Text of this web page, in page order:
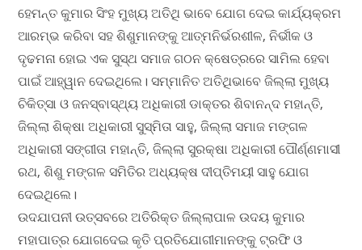
ହେମନ୍ତ କୁମାର ସିଂହ ମୁଖ୍ୟ ଅତିଥି ଭାବେ ଯୋଗ ଦେଇ କାର୍ଯ୍ୟକ୍ରମ
ଆରମ୍ଭ କରିବା ସହ ଶିଶୁମାନଙ୍କୁ ଆତ୍ମନିର୍ଭରଶୀଳ, ନିର୍ଭୀକ ଓ
ଦୃଢମନା ହୋଇ ଏକ ସୁସ୍ଥ ସମାଜ ଗଠନ କ୍ଷେତ୍ରରେ ସାମିଲ ହେବା
ପାଇଁ ଆହ୍ୱାନ ଦେଇଥିଲେ। ସମ୍ମାନିତ ଅତିଥିଭାବେ ଜିଲ୍ଲା ମୁଖ୍ୟ
ଚିକିତ୍ସା ଓ ଜନସ୍ବାସ୍ଥ୍ୟ ଅଧିକାରୀ ଡାକ୍ତର ଶିବାନନ୍ଦ ମହାନ୍ତି,
ଜିଲ୍ଲା ଶିକ୍ଷା ଅଧିକାରୀ ସୁସ୍ମିତା ସାହୁ, ଜିଲ୍ଲା ସମାଜ ମଙ୍ଗଳ
ଅଧିକାରୀ ସଙ୍ଗୀତା ମହାନ୍ତି, ଜିଲ୍ଲା ସୁରକ୍ଷା ଅଧିକାରୀ ପୌର୍ଣ୍ଣମାସୀ
ରଥ, ଶିଶୁ ମଙ୍ଗଳ ସମିତିର ଅଧ୍ୟକ୍ଷ ଦୀପ୍ତିମୟୀ ସାହୁ ଯୋଗ
ଦେଇଥିଲେ।
ଉଦଯାପନୀ ଉତ୍ସବରେ ଅତିରିକ୍ତ ଜିଲ୍ଲାପାଳ ଉଦୟ କୁମାର
ମହାପାତ୍ର ଯୋଗଦେଇ କୃତି ପ୍ରତିଯୋଗୀମାନଙ୍କୁ ଟ୍ରଫି ଓ